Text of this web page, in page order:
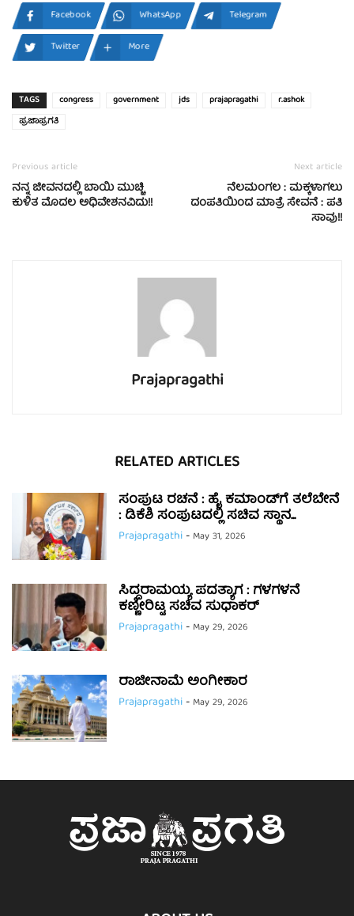
Facebook WhatsApp
Telegram
Twitter
More
TAGS congress government jds prajapragathi
r.ashok
ಪ್ರಜಾಪ್ರಗತಿ
Previous article
ನನ್ನ ಜೀವನದಲ್ಲಿ ಬಾಯಿ ಮುಚ್ಚಿ
ಕುಳಿತ ಮೊದಲ ಅಧಿವೇಶನವಿದು!!
Next article
ನೆಲಮಂಗಲ : ಮಕ್ಕಳಾಗಲು
ದಂಪತಿಯಿಂದ ಮಾತ್ರೆ ಸೇವನೆ : ಪತಿ
ಸಾವು!!
Prajapragathi
RELATED ARTICLES
ಸಂಪುಟ ರಚನೆ : ಹೈ ಕಮಾಂಡ್‌ಗೆ ತಲೆಬೇನೆ
: ಡಿಕೆಶಿ ಸಂಪುಟದಲ್ಲಿ ಸಚಿವ ಸ್ಥಾನ...
Prajapragathi- May 31, 2026
ಸಿದ್ದರಾಮಯ್ಯ ಪದತ್ಯಾಗ : ಗಳಗಳನೆ
ಕಣ್ಣೀರಿಟ್ಟ ಸಚಿವ ಸುಧಾಕರ್
Prajapragathi- May 29, 2026
ರಾಜೀನಾಮೆ ಅಂಗೀಕಾರ
Prajapragathi- May 29, 2026